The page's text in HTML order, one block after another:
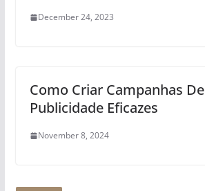
December 24, 2023
Como Criar Campanhas De
Publicidade Eficazes
November 8, 2024